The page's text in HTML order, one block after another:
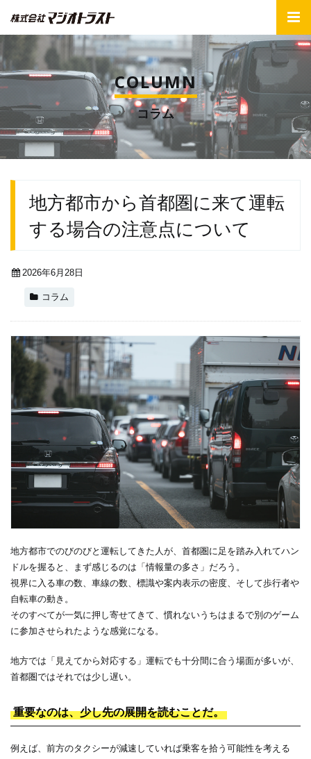
COLUMN
コラム
地方都市から首都圏に来て運転
する場合の注意点について
2026年6月28日
コラム
地方都市でのびのびと運転してきた人が、首都圏に足を踏み入れてハン
ドルを握ると、まず感じるのは「情報量の多さ」だろう。
視界に入る車の数、車線の数、標識や案内表示の密度、そして歩行者や
自転車の動き。
そのすべてが一気に押し寄せてきて、慣れないうちはまるで別のゲーム
に参加させられたような感覚になる。
地方では「見えてから対応する」運転でも十分間に合う場面が多いが、
首都圏ではそれでは少し遅い。
重要なのは、少し先の展開を読むことだ。
例えば、前方のタクシーが減速していれば乗客を拾う可能性を考える